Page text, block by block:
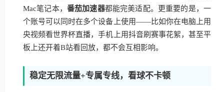
Mac笔记本， 番茄加速器都能完美适配。更重要的是，一
个账号可以同时在多个设备上使用——比如你在电脑上用
央视频看世界杯直播，手机上用抖音刷赛事花絮，甚至平
板上还开着B站看回放，都不会互相影响。
稳定无限流量+专属专线，看球不卡顿